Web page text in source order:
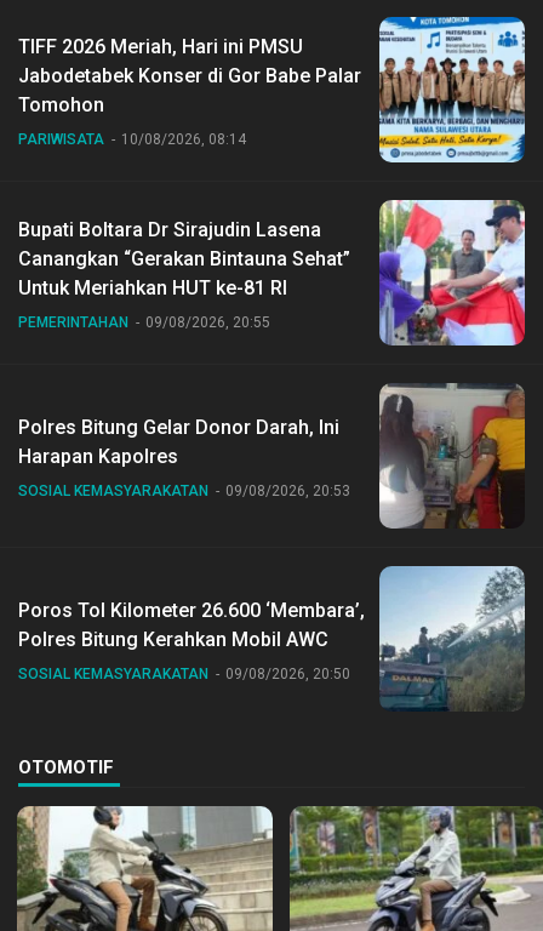
TIFF 2026 Meriah, Hari ini PMSU
Jabodetabek Konser di Gor Babe Palar
Tomohon
PARIWISATA 10/08/2026, 08:14
Bupati Boltara Dr Sirajudin Lasena
Canangkan “Gerakan Bintauna Sehat”
Untuk Meriahkan HUT ke-81 RI
PEMERINTAHAN 09/08/2026, 20:55
Polres Bitung Gelar Donor Darah, Ini
Harapan Kapolres
SOSIAL KEMASYARAKATAN 09/08/2026, 20:53
Poros Tol Kilometer 26.600 ‘Membara’,
Polres Bitung Kerahkan Mobil AWC
SOSIAL KEMASYARAKATAN 09/08/2026, 20:50
OTOMOTIF